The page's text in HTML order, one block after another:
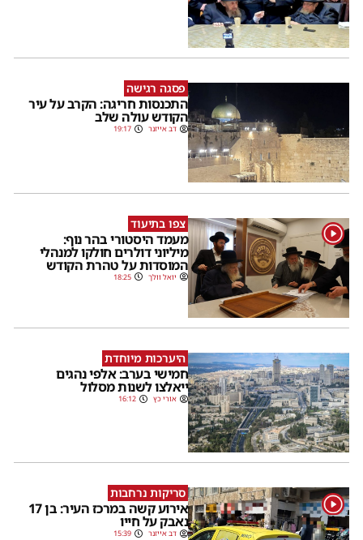
פסגה רגישה
התכנסות חריגה: הקרב על עיר
הקודש עולה שלב
דב אייזנר 19:17
1 צפו בתיעוד
מעמד היסטורי בהר נוף:
מיליוני דולרים חולקו למנהלי
המוסדות על טהרת הקודש
יואל וולך 18:25
היערכות מיוחדת
חמישי בערב: אלפי נהגים
ייאלצו לשנות מסלול
אורי כץ 16:12
1 סריקות נרחבות
אירוע קשה במרכז העיר: בן 17
נאבק על חייו
דב אייזנר 15:39